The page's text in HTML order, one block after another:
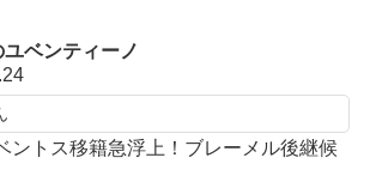
ベンティーノ
ントス移籍急浮上！ブレーメル後継候